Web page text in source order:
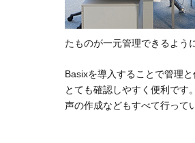
たものが一元管理できるよう
Basixを導入することで管理
とても確認しやすく便利です
声の作成などもすべて行って